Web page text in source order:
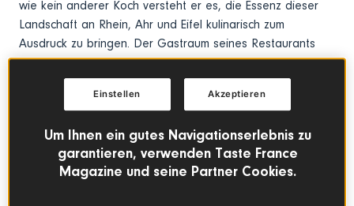
wie kein anderer Koch versteht er es, die Essenz dieser
Landschaft an Rhein, Ahr und Eifel kulinarisch zum
Ausdruck zu bringen. Der Gastraum seines Restaurants
gibt den Blick auf den hauseigenen Wildkräutergarten frei.
Um Ihnen ein gutes Navigationserlebnis zu
garantieren, verwenden Taste France
Magazine und seine Partner Cookies.
Akzeptieren
Einstellen